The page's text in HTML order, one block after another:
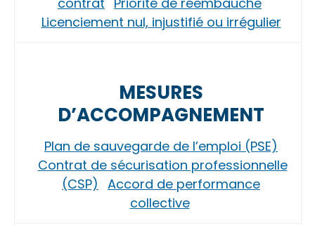
Licenciement nul, injustifié ou irrégulier
MESURES
D’ACCOMPAGNEMENT
Plan de sauvegarde de l’emploi (PSE)
Contrat de sécurisation professionnelle
(CSP) Accord de performance
collective